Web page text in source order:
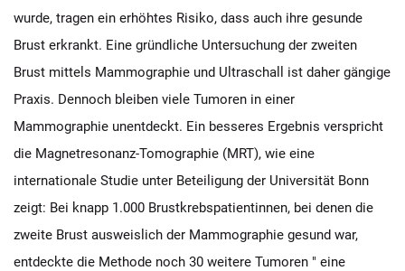
wurde, tragen ein erhöhtes Risiko, dass auch ihre gesunde
Brust erkrankt. Eine gründliche Untersuchung der zweiten
Brust mittels Mammographie und Ultraschall ist daher gängige
Praxis. Dennoch bleiben viele Tumoren in einer
Mammographie unentdeckt. Ein besseres Ergebnis verspricht
die Magnetresonanz-Tomographie (MRT), wie eine
internationale Studie unter Beteiligung der Universität Bonn
zeigt: Bei knapp 1.000 Brustkrebspatientinnen, bei denen die
zweite Brust ausweislich der Mammographie gesund war,
entdeckte die Methode noch 30 weitere Tumoren " eine